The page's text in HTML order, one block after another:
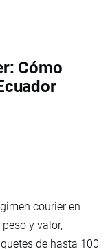
Cómo
courier en
y valor,
de hasta 100